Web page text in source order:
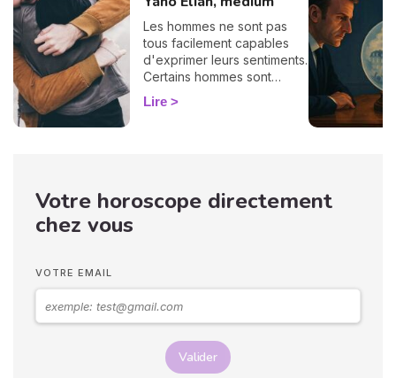
Les hommes ne sont pas
tous facilement capables
d'exprimer leurs sentiments.
Certains hommes sont
habitués à contrôler leurs
sentiments, par conséquent
langage corporel, vous
pouvez déchiffrer ses
Lire
Votre horoscope directement
chez vous
VOTRE EMAIL
Valider